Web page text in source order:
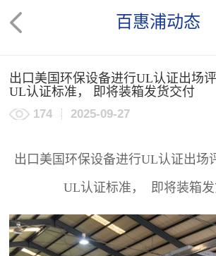
百惠浦动态
出口美国环保设备进行UL认证出场
UL认证标准， 即将装箱发货交付
174 2025-09-27
出口美国环保设备进行UL认证出场
UL认证标准， 即将装箱